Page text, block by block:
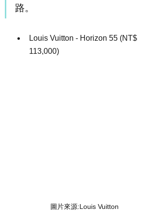
路。
Louis Vuitton - Horizon 55 (NT$
113,000)
圖片來源:Louis Vuitton